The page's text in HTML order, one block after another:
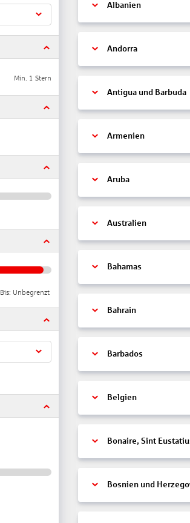
Min. 1 Stern
Bis: Unbegrenzt
Albanien
Andorra
Antigua und Barbuda
Armenien
Aruba
Australien
Bahamas
Bahrain
Barbados
Belgien
Bonaire, Sint
Bosnien und